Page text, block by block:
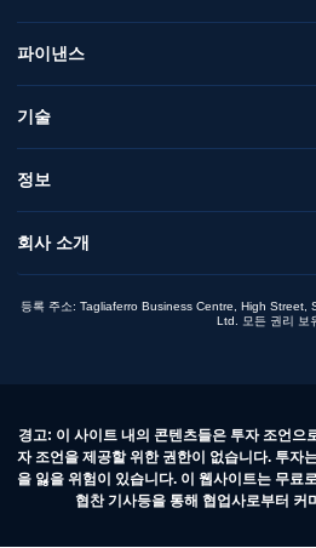
파이낸스
기술
정보
회사 소개
등록 주소: Tagliaferro Business Centre, High Street,
Ltd. 모든 권리 보
경고: 이 사이트 내의 콘텐츠들은 투자 조언으
자 조언을 제공할 위한 권한이 없습니다. 투자
을 잃을 위험이 있습니다. 이 웹사이트는 무료
협찬 기사등을 통해 협업사로부터 커